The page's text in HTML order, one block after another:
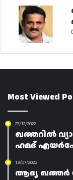
Most Viewed
27/12/2022
ഖത്തറിൽ
ഹമദ്
13/07/2023
ആദ്യ ഖത്തർ